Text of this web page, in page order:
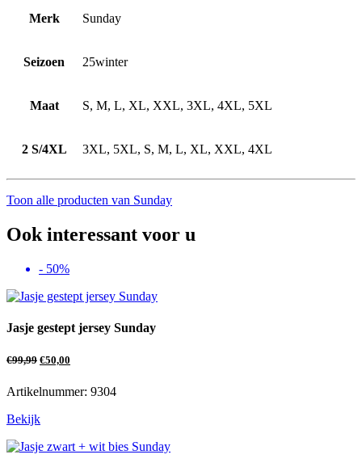
Merk Sunday
Seizoen 25winter
Maat S, M, L, XL, XXL, 3XL, 4XL, 5XL
2 S/4XL 3XL, 5XL, S, M, L, XL, XXL, 4XL
Toon alle producten van Sunday
Ook interessant voor u
- 50%
Jasje gestept jersey Sunday
€99,99 €50,00
Artikelnummer: 9304
Bekijk